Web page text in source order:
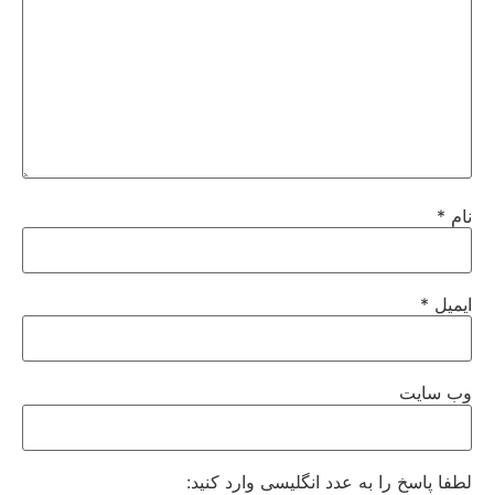
نام *
ایمیل *
وب‌ سایت
لطفا پاسخ را به عدد انگلیسی وارد کنید: